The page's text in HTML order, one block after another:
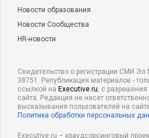
Новости образования
Новости Сообщества
HR-новости
Свидетельство о регистрации СМИ Эл
38751. Републикация материалов -
ссылкой на Executive.ru, с
сайта. Редакция не несет
высказывания пользователей на
Политика обработки персональных
Executive.ru – краудсорсинговый